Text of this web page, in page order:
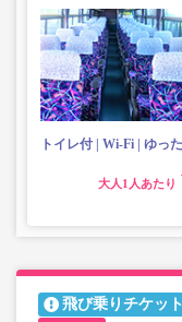
・車内を常時換気、
トイレ付 Wi-Fi ゆっ
大人
飛び乗りチケット